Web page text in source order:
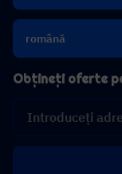
română
Obțineți oferte